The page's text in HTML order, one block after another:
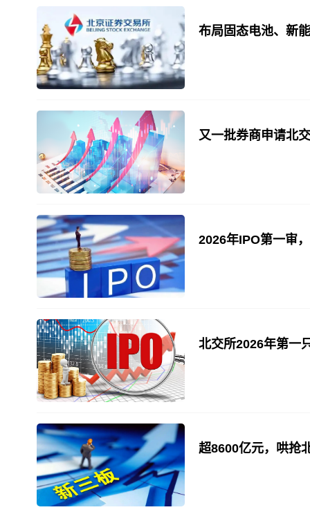
布局固态电池、新
又一批券商申请北
2026年IPO第一审
北交所2026年第一
超8600亿元，哄抢